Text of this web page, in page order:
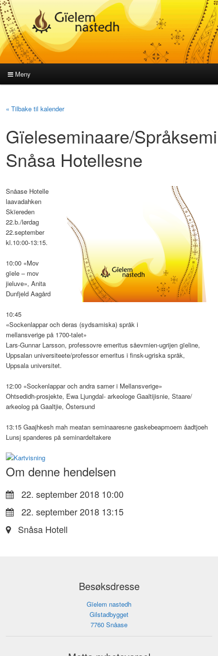
Meny
til
hovedinnholdet
til
sekundærinnholdet
« Tilbake til kalender
Gïeleseminaare/
Snåsa Hotellesne
Snåase Hotelle
laavadahken
Skïereden
22.b./lørdag
22.september
kl.10:00-13:15.
10:00 «Mov
gïele – mov
jieluve», Anita
Dunfjeld Aagård
10:45
«Sockenlappar och deras (sydsamiska) språk i
mellansverige på 1700-talet»
Lars-Gunnar Larsson, professovre emeritus såevmien-ugrijen gïeline,
Uppsalan universiteete/professor emeritus i finsk-ugriska språk,
Uppsala universitet.
12:00 «Sockenlappar och andra samer i Mellansverige»
Ohtsedidh-prosjekte, Ewa Ljungdal- arkeologe Gaaltijisnie, Staare/
arkeolog på Gaaltjie, Östersund
13:15 Gaajhkesh mah meatan seminaaresne gaskebeapmoem åadtjoeh
Lunsj spanderes på seminardeltakere
Om denne hendelsen
22. september 2018 10:00
22. september 2018 13:15
Snåsa Hotell
Besøksdresse
Gïelem nastedh
Gilstadbygget
7760 Snåase